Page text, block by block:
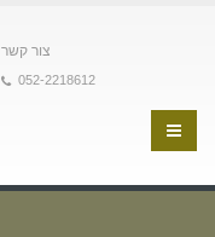
צור קשר
052-2218612